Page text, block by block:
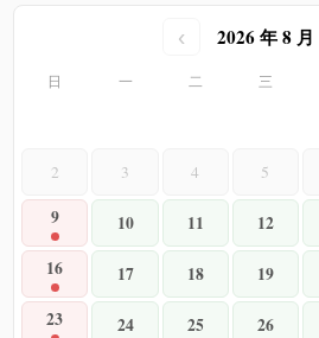
‹ 2026 年 8 月
日 一 二 三
2 3 4 5
9
10 11 12
16
17 18 19
23
24 25 26